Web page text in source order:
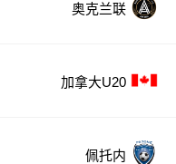
奥克兰联
加拿大U20
佩托内